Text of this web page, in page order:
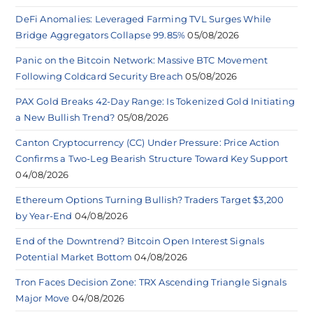
DeFi Anomalies: Leveraged Farming TVL Surges While
Bridge Aggregators Collapse 99.85% 05/08/2026
Panic on the Bitcoin Network: Massive BTC Movement
Following Coldcard Security Breach 05/08/2026
PAX Gold Breaks 42-Day Range: Is Tokenized Gold Initiating
a New Bullish Trend? 05/08/2026
Canton Cryptocurrency (CC) Under Pressure: Price Action
Confirms a Two-Leg Bearish Structure Toward Key Support
04/08/2026
Ethereum Options Turning Bullish? Traders Target $3,200
by Year-End 04/08/2026
End of the Downtrend? Bitcoin Open Interest Signals
Potential Market Bottom 04/08/2026
Tron Faces Decision Zone: TRX Ascending Triangle Signals
Major Move 04/08/2026